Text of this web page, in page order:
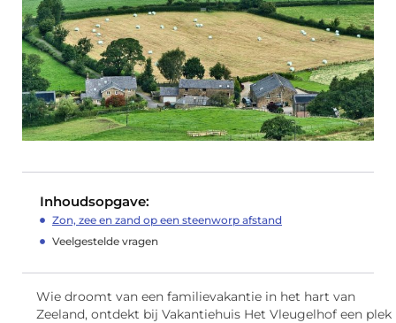
Inhoudsopgave:
Zon, zee en zand op een steenworp afstand
Veelgestelde vragen
Wie droomt van een familievakantie in het hart van
Zeeland, ontdekt bij Vakantiehuis Het Vleugelhof een plek